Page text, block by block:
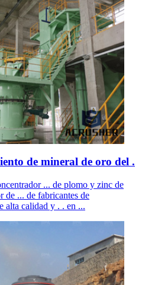
de mineral de oro del .
... de plomo y zinc de
de ... de fabricantes de
alta calidad y . . en ...